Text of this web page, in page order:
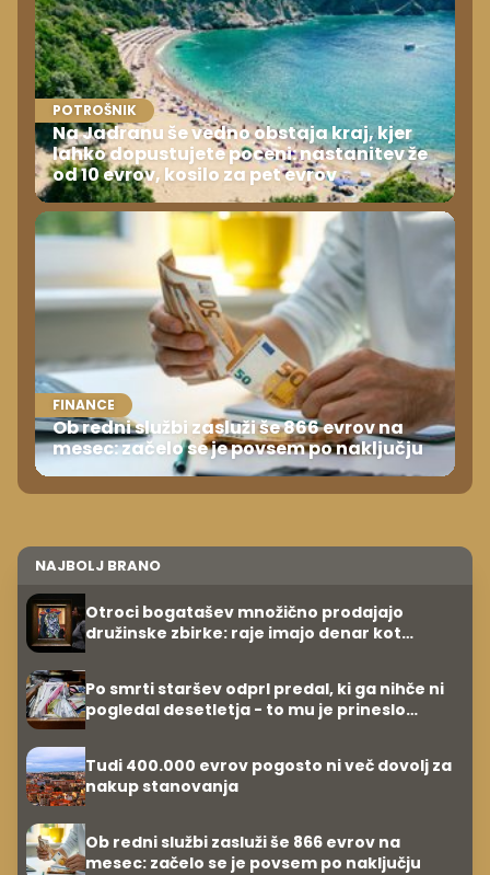
POTROŠNIK
Na Jadranu še vedno obstaja kraj, kjer
lahko dopustujete poceni: nastanitev že
od 10 evrov, kosilo za pet evrov
FINANCE
Ob redni službi zasluži še 866 evrov na
mesec: začelo se je povsem po naključju
NAJBOLJ BRANO
Otroci bogatašev množično prodajajo
družinske zbirke: raje imajo denar kot
Po smrti staršev odprl predal, ki ga nihče ni
pogledal desetletja - to mu je prineslo
Tudi 400.000 evrov pogosto ni več dovolj za
nakup stanovanja
Ob redni službi zasluži še 866 evrov na
mesec: začelo se je povsem po naključju